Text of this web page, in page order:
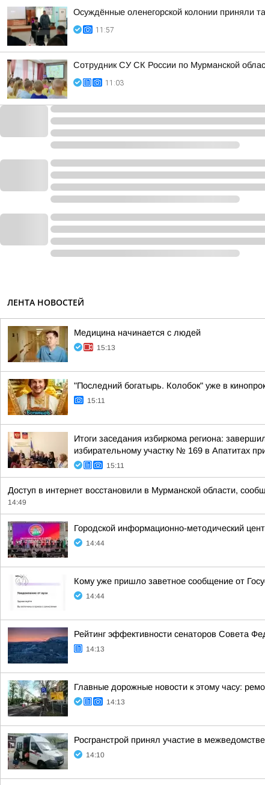
Осуждённые оленегорской колонии приняли
11:57
Сотрудник СУ СК России по Мурманской
11:03
ЛЕНТА НОВОСТЕЙ
Медицина начинается с людей
15:13
"Последний богатырь. Колобок" уже в
15:11
Итоги заседания избиркома региона:
избирательному участку № 169 в Апатитах
15:11
Доступ в интернет восстановили в Мурманской области,
14:49
Городской информационно-методический
14:44
Кому уже пришло заветное сообщение от
14:44
Рейтинг эффективности сенаторов Совета
14:13
Главные дорожные новости к этому часу:
14:13
Росгранстрой принял участие в
14:10